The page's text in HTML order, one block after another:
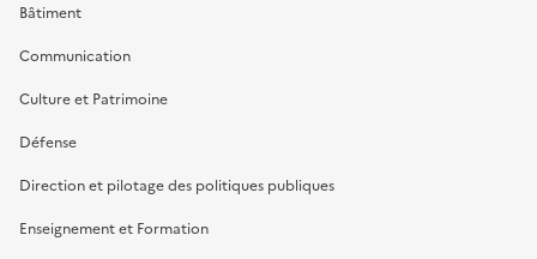
Bâtiment
Communication
Culture et Patrimoine
Défense
Direction et pilotage des politiques publiques
Enseignement et Formation